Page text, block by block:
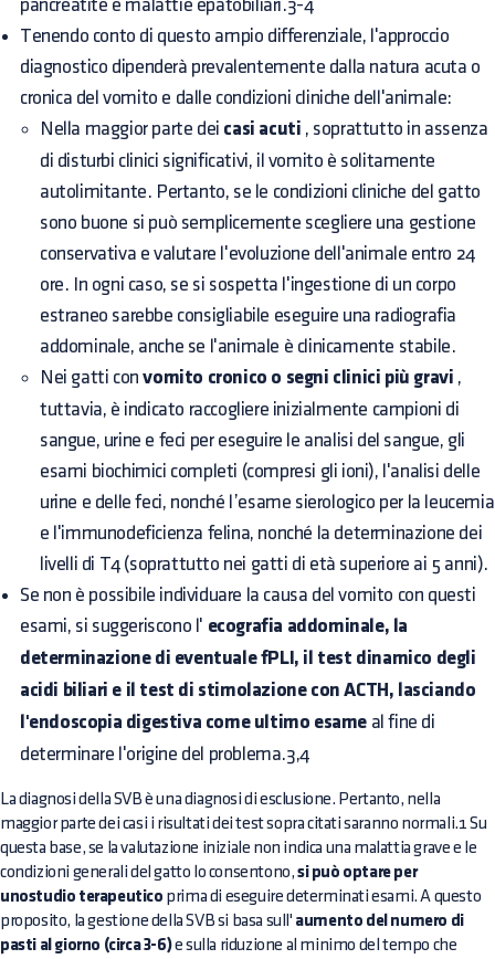
pancreatite e malattie epatobiliari.3-4
Tenendo conto di questo ampio differenziale, l'approccio
diagnostico dipenderà prevalentemente dalla natura acuta o
cronica del vomito e dalle condizioni cliniche dell'animale:
Nella maggior parte dei casi acuti , soprattutto in assenza
di disturbi clinici significativi, il vomito è solitamente
autolimitante. Pertanto, se le condizioni cliniche del gatto
sono buone si può semplicemente scegliere una gestione
conservativa e valutare l'evoluzione dell'animale entro 24
ore. In ogni caso, se si sospetta l'ingestione di un corpo
estraneo sarebbe consigliabile eseguire una radiografia
addominale, anche se l'animale è clinicamente stabile.
Nei gatti convomito cronico o segni clinici più gravi ,
tuttavia, è indicato raccogliere inizialmente campioni di
sangue, urine e feci per eseguire le analisi del sangue, gli
esami biochimici completi (compresi gli ioni), l'analisi delle
urine e delle feci, nonché l’esame sierologico per la leucemia
e l'immunodeficienza felina, nonché la determinazione dei
livelli di T4 (soprattutto nei gatti di età superiore ai 5 anni).
Se non è possibile individuare la causa del vomito con questi
esami, si suggeriscono l' ecografia addominale, la
determinazione di eventuale fPLI, il test dinamico degli
acidi biliari e il test di stimolazione con ACTH, lasciando
l'endoscopia digestiva come ultimo esame al fine di
determinare l'origine del problema.3,4
La diagnosi della SVB è una diagnosi di esclusione. Pertanto, nella
maggior parte dei casi i risultati dei test sopra citati saranno normali.1 Su
questa base, se la valutazione iniziale non indica una malattia grave e le
condizioni generali del gatto lo consentono,si può optare per
unostudio terapeutico prima di eseguire determinati esami. A questo
proposito, la gestione della SVB si basa sull' aumento del numero di
pasti al giorno (circa 3-6)e sulla riduzione al minimo del tempo che